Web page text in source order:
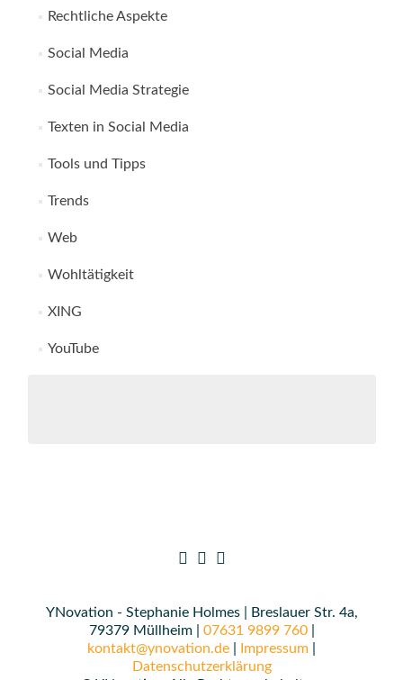
Rechtliche Aspekte
Social Media
Social Media Strategie
Texten in Social Media
Tools und Tipps
Trends
Web
Wohltätigkeit
XING
YouTube
YNovation - Stephanie Holmes | Breslauer Str. 4a,
79379 Müllheim | 07631 9899 760|
kontakt@ynovation.de
Impressum
Datenschutzerklärung